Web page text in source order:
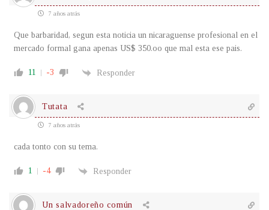
7 años atrás
Que barbaridad, segun esta noticia un nicaraguense profesional en el
mercado formal gana apenas US$ 350.oo que mal esta ese pais.
11 -3 Responder
Tutata
7 años atrás
cada tonto con su tema.
1 -4 Responder
Un salvadoreño común